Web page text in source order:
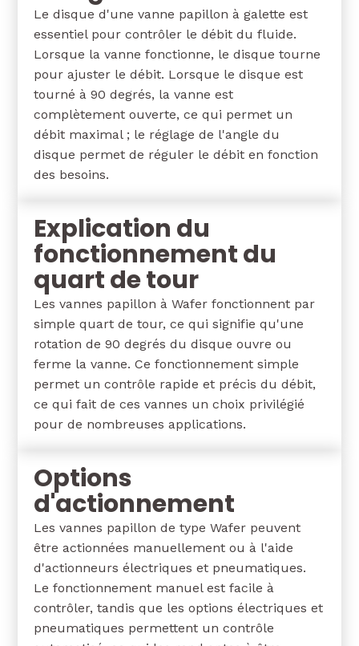
Le disque d'une vanne papillon à galette est
essentiel pour contrôler le débit du fluide.
Lorsque la vanne fonctionne, le disque tourne
pour ajuster le débit. Lorsque le disque est
tourné à 90 degrés, la vanne est
complètement ouverte, ce qui permet un
débit maximal ; le réglage de l'angle du
disque permet de réguler le débit en fonction
des besoins.
Explication du
fonctionnement du
quart de tour
Les vannes papillon à Wafer fonctionnent par
simple quart de tour, ce qui signifie qu'une
rotation de 90 degrés du disque ouvre ou
ferme la vanne. Ce fonctionnement simple
permet un contrôle rapide et précis du débit,
ce qui fait de ces vannes un choix privilégié
pour de nombreuses applications.
Options
d'actionnement
Les vannes papillon de type Wafer peuvent
être actionnées manuellement ou à l'aide
d'actionneurs électriques et pneumatiques.
Le fonctionnement manuel est facile à
contrôler, tandis que les options électriques et
pneumatiques permettent un contrôle